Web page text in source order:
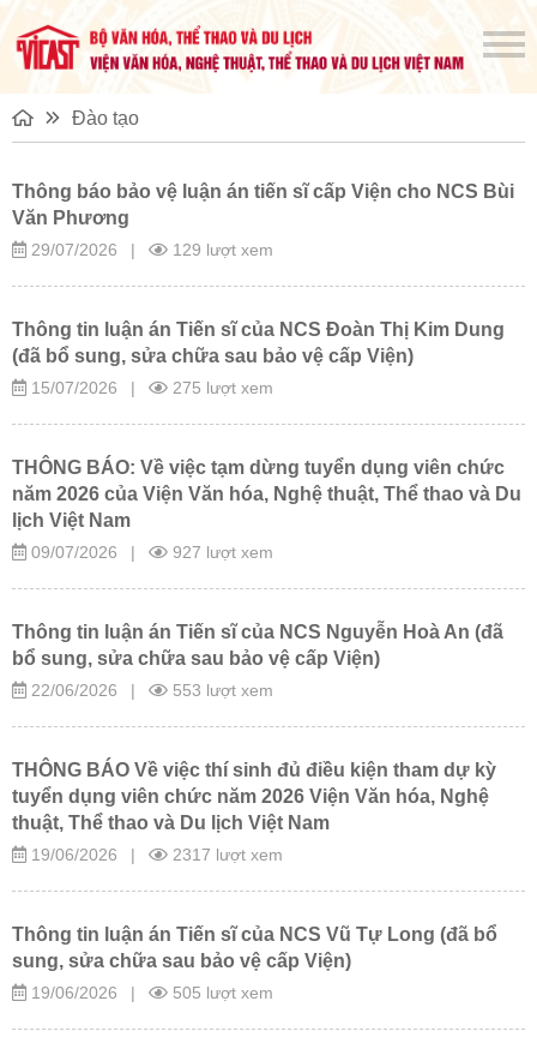
Đào tạo
Thông báo bảo vệ luận án tiến sĩ cấp Viện cho NCS Bùi
Văn Phương
29/07/2026 | 129 lượt xem
Thông tin luận án Tiến sĩ của NCS Đoàn Thị Kim Dung
(đã bổ sung, sửa chữa sau bảo vệ cấp Viện)
15/07/2026 | 275 lượt xem
THÔNG BÁO: Về việc tạm dừng tuyển dụng viên chức
năm 2026 của Viện Văn hóa, Nghệ thuật, Thể thao và Du
lịch Việt Nam
09/07/2026 | 927 lượt xem
Thông tin luận án Tiến sĩ của NCS Nguyễn Hoà An (đã
bổ sung, sửa chữa sau bảo vệ cấp Viện)
22/06/2026 | 553 lượt xem
THÔNG BÁO Về việc thí sinh đủ điều kiện tham dự kỳ
tuyển dụng viên chức năm 2026 Viện Văn hóa, Nghệ
thuật, Thể thao và Du lịch Việt Nam
19/06/2026 | 2317 lượt xem
Thông tin luận án Tiến sĩ của NCS Vũ Tự Long (đã bổ
sung, sửa chữa sau bảo vệ cấp Viện)
19/06/2026 | 505 lượt xem